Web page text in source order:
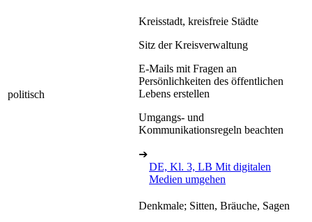
politisch
Kreisstadt, kreisfreie Städte
Sitz der Kreisverwaltung
E-Mails mit Fragen an
Persönlichkeiten des öffentlichen
Lebens erstellen
Umgangs- und
Kommunikationsregeln beachten
➔
DE, Kl. 3, LB Mit digitalen
Medien umgehen
Denkmale; Sitten, Bräuche, Sagen